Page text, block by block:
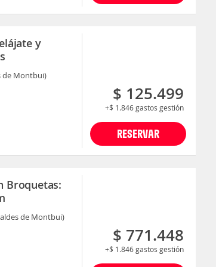
y
de Montbui)
RESERVAR
$ 125.499
+$ 1.846gastos gestión
Broquetas:
de Montbui)
$ 771.448
+$ 1.846gastos gestión